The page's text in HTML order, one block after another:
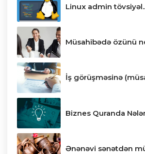
Linux admin
Müsahibədə özünü
İş görüşməsinə
Biznes Quranda
Ənənəvi sənətdən